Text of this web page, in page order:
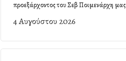
προεξάρχοντος του Σεβ Ποιμενάρχη μας
4 Αυγούστου 2026